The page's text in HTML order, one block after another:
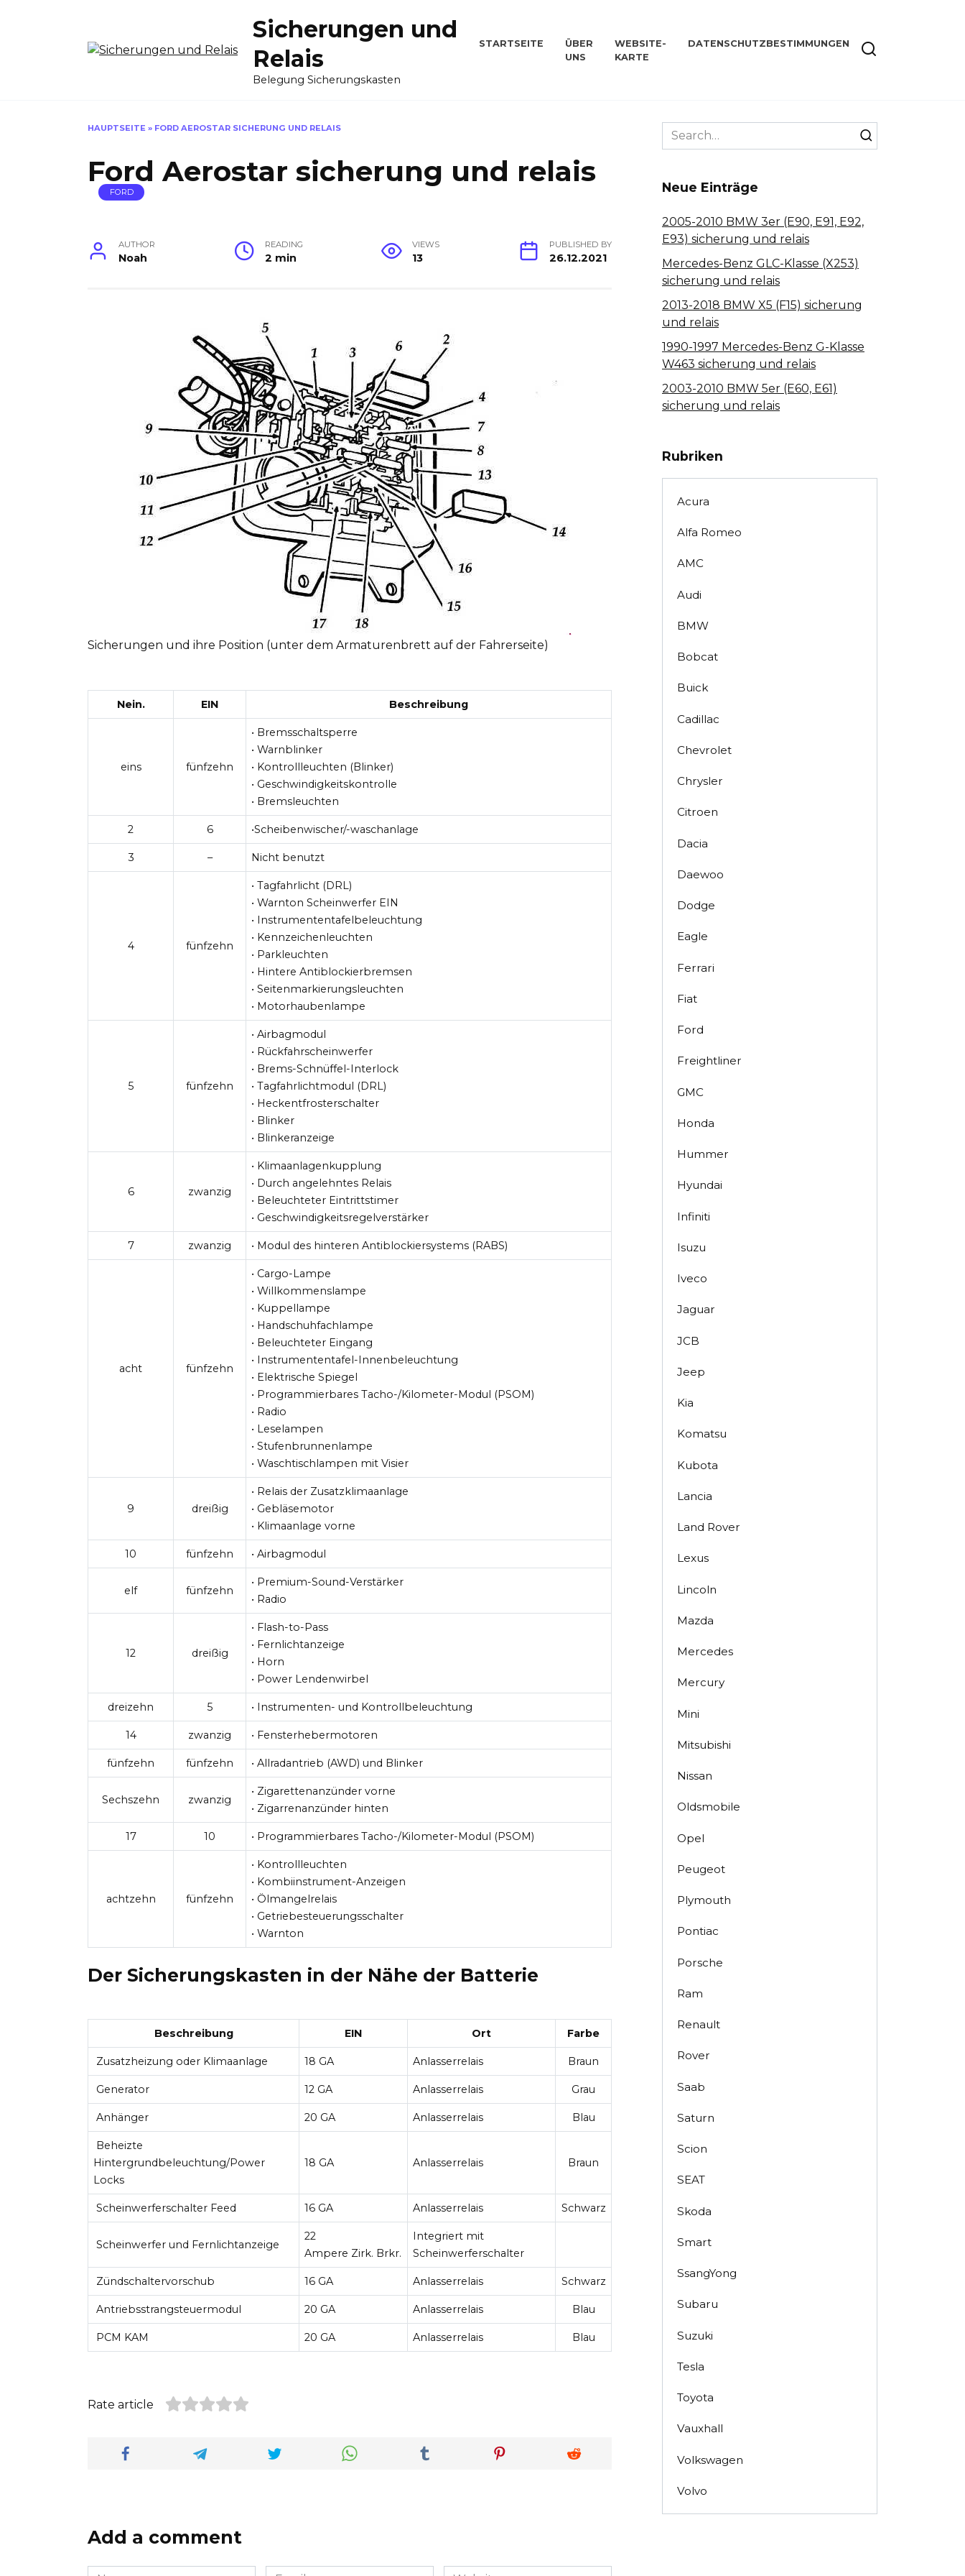
Sicherungen und
Relais
Belegung Sicherungskasten
STARTSEITE
ÜBER
UNS
WEBSITE-
KARTE
DATENSCHUTZBESTIMMUNGEN
HAUPTSEITE » FORD AEROSTAR SICHERUNG UND RELAIS
Ford Aerostar sicherung und relais
FORD
AUTHOR
Noah
READING
2 min
VIEWS
13
PUBLISHED BY
26.12.2021
Sicherungen und ihre Position (unter dem Armaturenbrett auf der Fahrerseite)
Nein. EIN Beschreibung
eins fünfzehn
• Bremsschaltsperre
• Warnblinker
• Kontrollleuchten (Blinker)
• Geschwindigkeitskontrolle
• Bremsleuchten
2 6 •Scheibenwischer/-waschanlage
3 – Nicht benutzt
4 fünfzehn
• Tagfahrlicht (DRL)
• Warnton Scheinwerfer EIN
• Instrumententafelbeleuchtung
• Kennzeichenleuchten
• Parkleuchten
• Hintere Antiblockierbremsen
• Seitenmarkierungsleuchten
• Motorhaubenlampe
5 fünfzehn
• Airbagmodul
• Rückfahrscheinwerfer
• Brems-Schnüffel-Interlock
• Tagfahrlichtmodul (DRL)
• Heckentfrosterschalter
• Blinker
• Blinkeranzeige
6 zwanzig
• Klimaanlagenkupplung
• Durch angelehntes Relais
• Beleuchteter Eintrittstimer
• Geschwindigkeitsregelverstärker
7 zwanzig • Modul des hinteren Antiblockiersystems (RABS)
acht fünfzehn
• Cargo-Lampe
• Willkommenslampe
• Kuppellampe
• Handschuhfachlampe
• Beleuchteter Eingang
• Instrumententafel-Innenbeleuchtung
• Elektrische Spiegel
• Programmierbares Tacho-/Kilometer-Modul (PSOM)
• Radio
• Leselampen
• Stufenbrunnenlampe
• Waschtischlampen mit Visier
9 dreißig
• Relais der Zusatzklimaanlage
• Gebläsemotor
• Klimaanlage vorne
10 fünfzehn • Airbagmodul
elf fünfzehn
• Premium-Sound-Verstärker
• Radio
12 dreißig
• Flash-to-Pass
• Fernlichtanzeige
• Horn
• Power Lendenwirbel
dreizehn 5 • Instrumenten- und Kontrollbeleuchtung
14 zwanzig • Fensterhebermotoren
fünfzehn fünfzehn • Allradantrieb (AWD) und Blinker
Sechszehn zwanzig
• Zigarettenanzünder vorne
• Zigarrenanzünder hinten
17 10 • Programmierbares Tacho-/Kilometer-Modul (PSOM)
achtzehn fünfzehn
• Kontrollleuchten
• Kombiinstrument-Anzeigen
• Ölmangelrelais
• Getriebesteuerungsschalter
• Warnton
Der Sicherungskasten in der Nähe der Batterie
Beschreibung EIN Ort Farbe
Zusatzheizung oder Klimaanlage 18 GA Anlasserrelais Braun
Generator 12 GA Anlasserrelais Grau
Anhänger 20 GA Anlasserrelais Blau
Beheizte
Hintergrundbeleuchtung/Power
Locks
18 GA Anlasserrelais Braun
Scheinwerferschalter Feed 16 GA Anlasserrelais Schwarz
Scheinwerfer und Fernlichtanzeige
22
Ampere Zirk. Brkr.
Integriert mit
Scheinwerferschalter
Zündschaltervorschub 16 GA Anlasserrelais Schwarz
Antriebsstrangsteuermodul 20 GA Anlasserrelais Blau
PCM KAM 20 GA Anlasserrelais Blau
Rate article
Add a comment
Search
for:
Neue Einträge
2005-2010 BMW 3er (E90, E91, E92,
E93) sicherung und relais
Mercedes-Benz GLC-Klasse (X253)
sicherung und relais
2013-2018 BMW X5 (F15) sicherung
und relais
1990-1997 Mercedes-Benz G-Klasse
W463 sicherung und relais
2003-2010 BMW 5er (E60, E61)
sicherung und relais
Rubriken
Acura
Alfa Romeo
AMC
Audi
BMW
Bobcat
Buick
Cadillac
Chevrolet
Chrysler
Citroen
Dacia
Daewoo
Dodge
Eagle
Ferrari
Fiat
Ford
Freightliner
GMC
Honda
Hummer
Hyundai
Infiniti
Isuzu
Iveco
Jaguar
JCB
Jeep
Kia
Komatsu
Kubota
Lancia
Land Rover
Lexus
Lincoln
Mazda
Mercedes
Mercury
Mini
Mitsubishi
Nissan
Oldsmobile
Opel
Peugeot
Plymouth
Pontiac
Porsche
Ram
Renault
Rover
Saab
Saturn
Scion
SEAT
Skoda
Smart
SsangYong
Subaru
Suzuki
Tesla
Toyota
Vauxhall
Volkswagen
Volvo